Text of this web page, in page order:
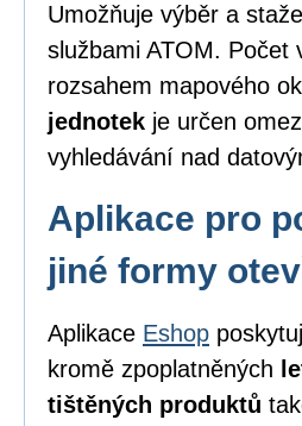
Umožňuje výběr a
službami ATOM. Počet
rozsahem mapového
jednotek je určen
vyhledávání nad
Aplikace pro
jiné formy
Aplikace Eshop
kromě zpoplatněných
tištěných produktů